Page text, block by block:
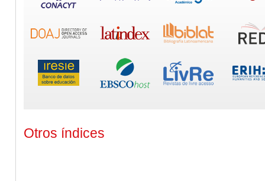
Otros índices